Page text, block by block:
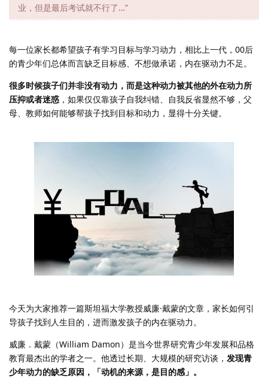
业，但是最后考试就不行了…”
每一位家长都希望孩子有学习目标与学习动力，相比上一代，00后
的青少年们总体而言缺乏目标感、不想做承诺，内在驱动力不足。
很多时候孩子们并非没有动力，而是这种动力被其他的外在动力所
压抑或者迷惑 ，如果仅仅靠孩子自我纠错、自我反省显然不够，父
母、教师如何能够帮孩子找到目标和动力，显得十分关键。
今天为大家推荐一篇斯坦福大学教授威廉·戴蒙的文章，家长如何引
导孩子找到人生目的，进而激发孩子的内在驱动力。
威廉．戴蒙（William Damon）是当今世界研究青少年发展和品格
教育最杰出的学者之一。他透过长期、大规模的研究访谈， 发现青
少年动力的缺乏原因，「动机的来源，是目的感」。